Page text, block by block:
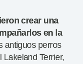
crear una
en la
antiguos perros
Terrier,